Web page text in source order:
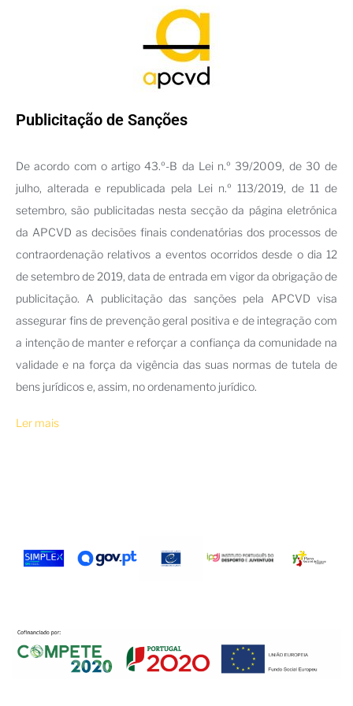
Publicitação de Sanções
De acordo com o artigo 43.º-B da Lei n.º 39/2009, de 30 de
julho, alterada e republicada pela Lei n.º 113/2019, de 11 de
setembro, são publicitadas nesta secção da página eletrónica
da APCVD as decisões finais condenatórias dos processos de
contraordenação relativos a eventos ocorridos desde o dia 12
de setembro de 2019, data de entrada em vigor da obrigação de
publicitação. A publicitação das sanções pela APCVD visa
assegurar fins de prevenção geral positiva e de integração com
a intenção de manter e reforçar a confiança da comunidade na
validade e na força da vigência das suas normas de tutela de
bens jurídicos e, assim, no ordenamento jurídico.
Ler mais